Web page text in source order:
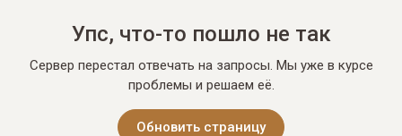
Упс, что-то пошло не так
Сервер перестал отвечать на запросы. Мы уже в курсе
проблемы и решаем её.
Обновить страницу